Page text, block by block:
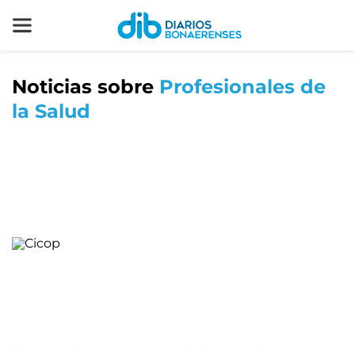
Noticias sobre Profesionales de
la Salud